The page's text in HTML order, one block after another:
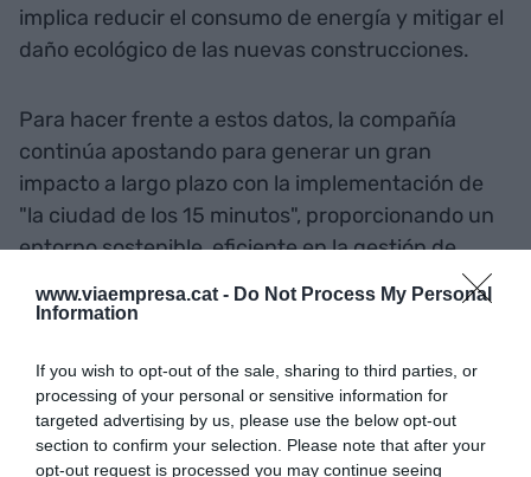
www.viaempresa.cat - Do Not Process My Personal
Information
If you wish to opt-out of the sale, sharing to third parties, or
processing of your personal or sensitive information for
targeted advertising by us, please use the below opt-out
section to confirm your selection. Please note that after your
opt-out request is processed you may continue seeing
implica reducir el consumo de energía y mitigar el
daño ecológico de las nuevas construcciones.
Para hacer frente a estos datos, la compañía
continúa apostando para generar un gran
impacto a largo plazo con la implementación de
"la ciudad de los 15 minutos", proporcionando un
entorno sostenible, eficiente en la gestión de
ciudad basado en estrategias circulares y
diseñado para ayudar que las transformaciones
urbanas sean aquello que los ciudadanos